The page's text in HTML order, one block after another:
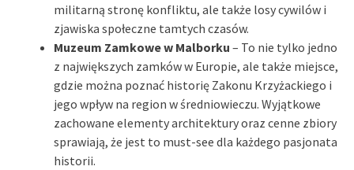
militarną stronę konfliktu, ale także losy cywilów i
zjawiska społeczne tamtych czasów.
Muzeum Zamkowe w Malborku – To nie tylko jedno
z największych zamków w Europie, ale także miejsce,
gdzie można poznać historię Zakonu Krzyżackiego i
jego wpływ na region w średniowieczu. Wyjątkowe
zachowane elementy architektury oraz cenne zbiory
sprawiają, że jest to must-see dla każdego pasjonata
historii.